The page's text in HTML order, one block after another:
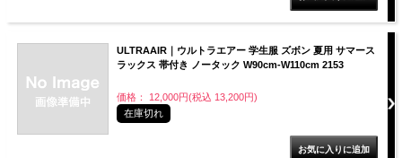
ULTRAAIR｜ウルトラエアー 学生服 ズボン 夏用 サマース
ラックス 帯付き ノータック W90cm-W110cm 2153
価格： 12,000円(税込 13,200円)
在庫切れ